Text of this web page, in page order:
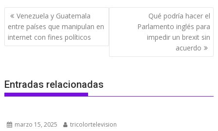
Navegación
de
entradas
Venezuela y Guatemala
entre países que manipulan en
internet con fines políticos
Qué podría hacer el
Parlamento inglés para
impedir un brexit sin
acuerdo
Entradas relacionadas
marzo 15, 2025 tricolortelevision